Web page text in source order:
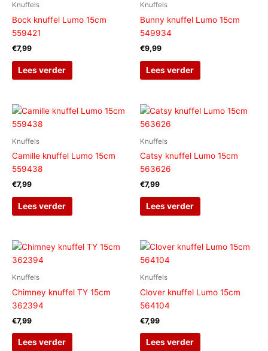
Knuffels
Bock knuffel Lumo 15cm
559421
€7,99
Lees verder
Knuffels
Bunny knuffel Lumo 15cm
549934
€9,99
Lees verder
Knuffels
Camille knuffel Lumo 15cm
559438
€7,99
Lees verder
Knuffels
Catsy knuffel Lumo 15cm
563626
€7,99
Lees verder
Knuffels
Chimney knuffel TY 15cm
362394
€7,99
Lees verder
Knuffels
Clover knuffel Lumo 15cm
564104
€7,99
Lees verder